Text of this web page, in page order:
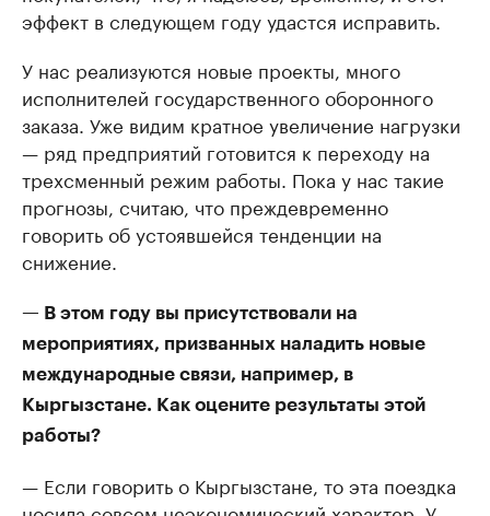
эффект в следующем году удастся исправить.
У нас реализуются новые проекты, много
исполнителей государственного оборонного
заказа. Уже видим кратное увеличение нагрузки
— ряд предприятий готовится к переходу на
трехсменный режим работы. Пока у нас такие
прогнозы, считаю, что преждевременно
говорить об устоявшейся тенденции на
снижение.
— В этом году вы присутствовали на
мероприятиях, призванных наладить новые
международные связи, например, в
Кыргызстане. Как оцените результаты этой
работы?
— Если говорить о Кыргызстане, то эта поездка